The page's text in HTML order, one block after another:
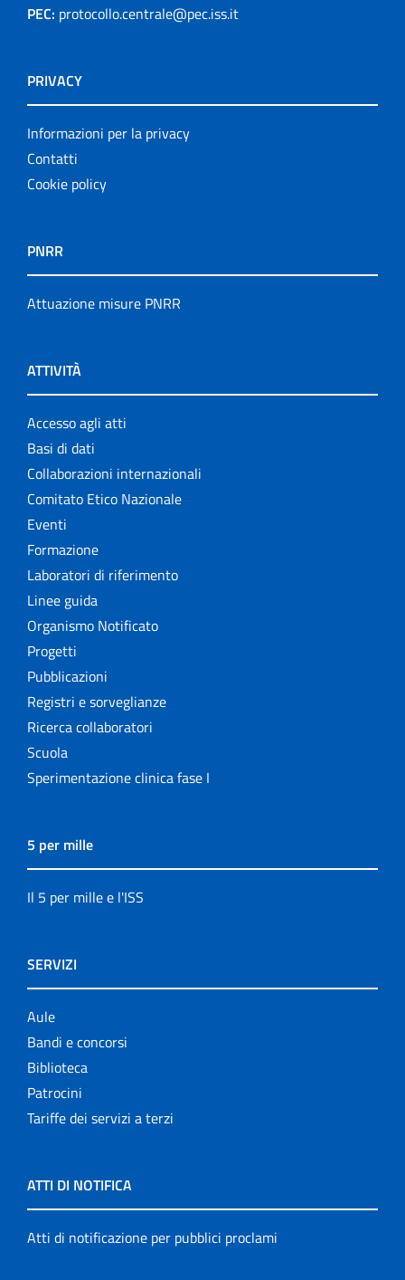
PEC: protocollo.centrale@pec.iss.it
PRIVACY
Informazioni per la privacy
Contatti
Cookie policy
PNRR
Attuazione misure PNRR
ATTIVITÀ
Accesso agli atti
Basi di dati
Collaborazioni internazionali
Comitato Etico Nazionale
Eventi
Formazione
Laboratori di riferimento
Linee guida
Organismo Notificato
Progetti
Pubblicazioni
Registri e sorveglianze
Ricerca collaboratori
Scuola
Sperimentazione clinica fase I
5 per mille
Il 5 per mille e l'ISS
SERVIZI
Aule
Bandi e concorsi
Biblioteca
Patrocini
Tariffe dei servizi a terzi
ATTI DI NOTIFICA
Atti di notificazione per pubblici proclami